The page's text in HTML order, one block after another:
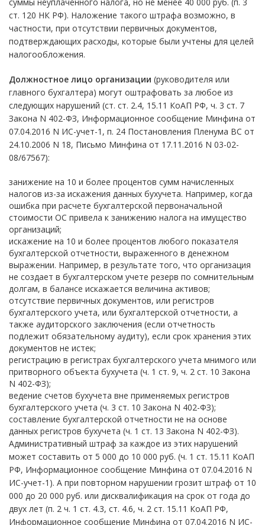
ст. 120 НК РФ). Наложение такого штрафа возможно, в
частности, при отсутствии первичных документов,
подтверждающих расходы, которые были учтены для целей
налогообложения.
Должностное лицо организации (руководителя или
главного бухгалтера) могут оштрафовать за любое из
следующих нарушений (ст. ст. 2.4, 15.11 КоАП РФ, ч. 3 ст. 7
Закона N 402-ФЗ, Информационное сообщение Минфина от
07.04.2016 N ИС-учет-1, п. 24 Постановления Пленума ВС от
24.10.2006 N 18, Письмо Минфина от 17.11.2016 N 03-02-
08/67567):
занижение на 10 и более процентов сумм начисленных
налогов из-за искажения данных бухучета. Например, когда
ошибка при расчете бухгалтерской первоначальной
стоимости ОС привела к занижению налога на имущество
организаций;
искажение на 10 и более процентов любого показателя
бухгалтерской отчетности, выраженного в денежном
выражении. Например, в результате того, что организация
не создает в бухгалтерском учете резерв по сомнительным
долгам, в балансе искажается величина активов;
отсутствие первичных документов, или регистров
бухгалтерского учета, или бухгалтерской отчетности, а
также аудиторского заключения (если отчетность
подлежит обязательному аудиту), если срок хранения этих
документов не истек;
регистрацию в регистрах бухгалтерского учета мнимого или
притворного объекта бухучета (ч. 1 ст. 9, ч. 2 ст. 10 Закона
N 402-ФЗ);
ведение счетов бухучета вне применяемых регистров
бухгалтерского учета (ч. 3 ст. 10 Закона N 402-ФЗ);
составление бухгалтерской отчетности не на основе
данных регистров бухучета (ч. 1 ст. 13 Закона N 402-ФЗ).
Административный штраф за каждое из этих нарушений
может составить от 5 000 до 10 000 руб. (ч. 1 ст. 15.11 КоАП
РФ, Информационное сообщение Минфина от 07.04.2016 N
ИС-учет-1). А при повторном нарушении грозит штраф от 10
000 до 20 000 руб. или дисквалификация на срок от года до
двух лет (п. 2 ч. 1 ст. 4.3, ст. 4.6, ч. 2 ст. 15.11 КоАП РФ,
Информационное сообщение Минфина от 07.04.2016 N ИС-